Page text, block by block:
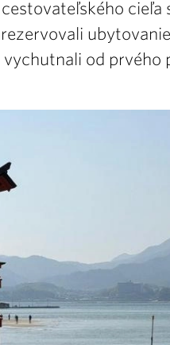
od prvého